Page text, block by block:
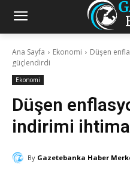
Ana Sayfa Ekonomi
Düşen
güçlendirdi
Ekonomi
Düşen
indirimi
By Gazetebanka Haber